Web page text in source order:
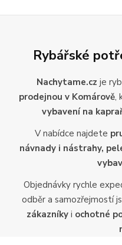
Rybářské
Nachytame.cz je
prodejnou v Komárově,
vybavení na
V nabídce najdete
návnady i nástrahy,
Objednávky rychle
odběr a samozřejmostí
zákazníky i ochotné